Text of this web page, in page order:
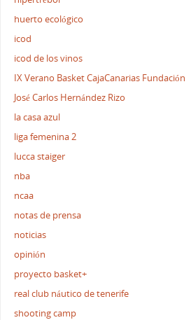
huerto ecológico
icod
icod de los vinos
IX Verano Basket CajaCanarias Fundación
José Carlos Hernández Rizo
la casa azul
liga femenina 2
lucca staiger
nba
ncaa
notas de prensa
noticias
opinión
proyecto basket+
real club náutico de tenerife
shooting camp